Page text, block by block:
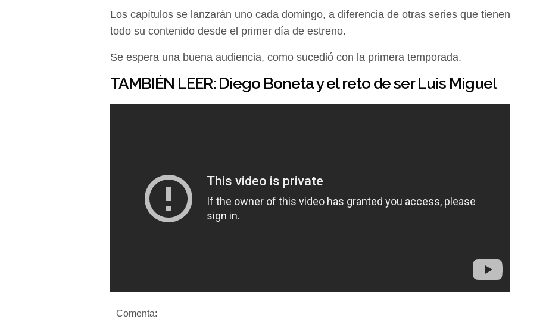
Los capítulos se lanzarán uno cada domingo, a diferencia de otras series que tienen
todo su contenido desde el primer día de estreno.
Se espera una buena audiencia, como sucedió con la primera temporada.
TAMBIÉN LEER: Diego Boneta y el reto de ser Luis Miguel
Comenta: